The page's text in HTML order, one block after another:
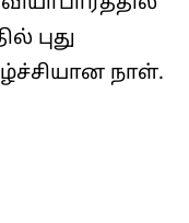
புது
நாள்.